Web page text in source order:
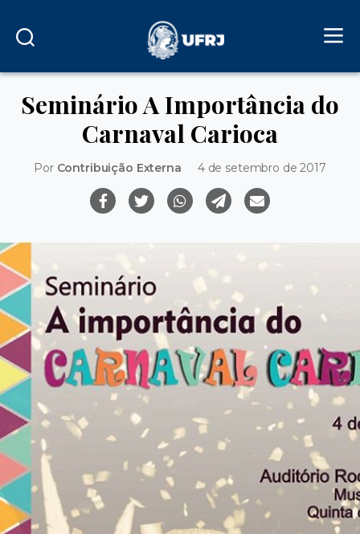
Seminário A Importância do
Carnaval Carioca
Por Contribuição Externa 4 de setembro de 2017